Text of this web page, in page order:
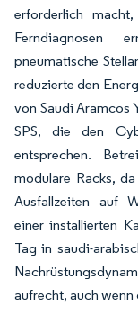
erforderlich
Ferndiagnosen
pneumatische
reduzierte den
von Saudi Aramcos
SPS, die den
entsprechen.
modulare Racks,
Ausfallzeiten auf
einer installierten
Tag in saudi-
aufrecht, auch